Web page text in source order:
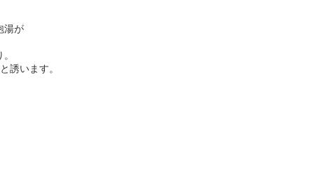
湯が
誘います。